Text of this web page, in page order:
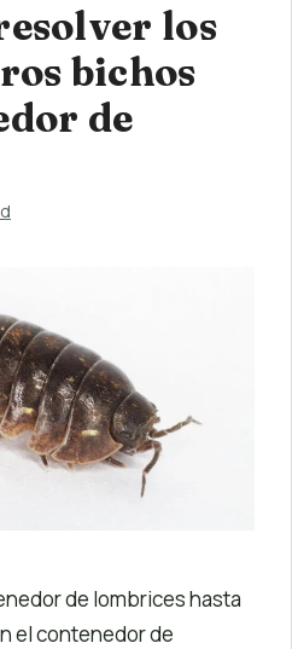
los
bichos
de
de lombrices hasta
el contenedor de